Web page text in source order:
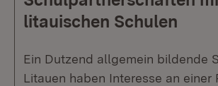
litauischen Schulen
Ein Dutzend allgemein bildende
Litauen haben Interesse an einer